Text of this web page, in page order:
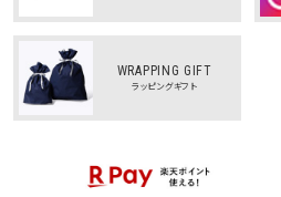
WRAPPING GIFT
ラッピングギフト